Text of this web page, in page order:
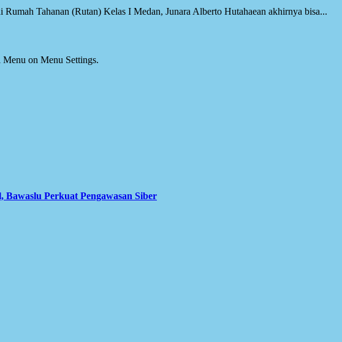
Tahanan (Rutan) Kelas I Medan, Junara Alberto Hutahaean akhirnya bisa...
Menu on Menu Settings.
Perkuat Pengawasan Siber